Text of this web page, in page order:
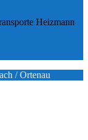
Heizmann
/ Ortenau